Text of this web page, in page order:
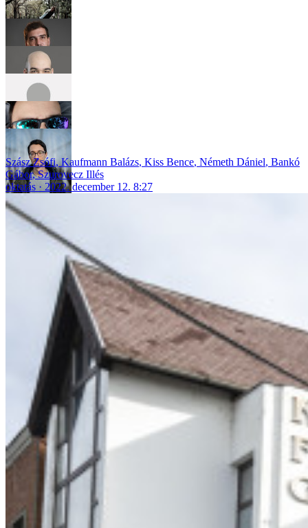
Szász Zsófi,Kaufmann Balázs, Kiss Bence, Németh Dániel, Bankó
Gábor,Szurovecz Illés
oktatás
2022. december 12. 8:27